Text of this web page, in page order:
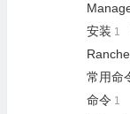
安装 1
常用命
命令 1